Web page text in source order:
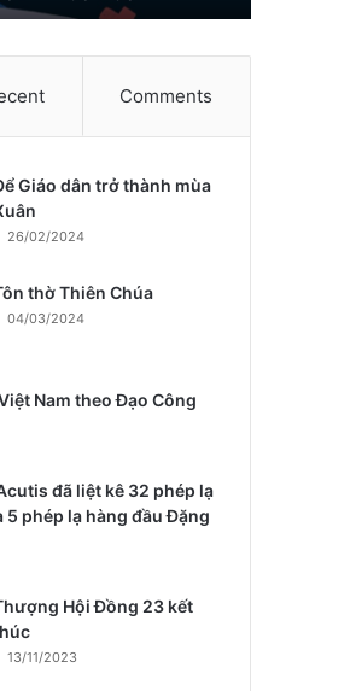
Comments
Giáo dân trở thành mùa
26/02/2024
thờ Thiên Chúa
04/03/2024
Nam theo Đạo Công
đã liệt kê 32 phép lạ
phép lạ hàng đầu Đặng
Hội Đồng 23 kết
13/11/2023